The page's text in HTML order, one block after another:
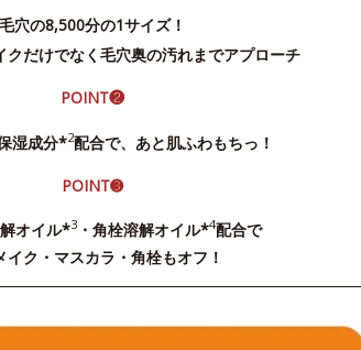
毛穴の8,500分の1サイズ！
クだけでなく毛穴奥の汚れまでアプローチ
POINT❷
湿成分*2配合で、あと肌ふわもちっ！
POINT➌
オイル*3 ・角栓溶解オイル*4配合で
イク・マスカラ・角栓もオフ！